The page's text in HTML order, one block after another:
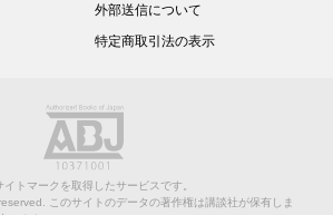
外部送信について
特定商取引法の表示
トマークを取得したサービスです。
このサイトのデータの著作権は講談社が保有しま